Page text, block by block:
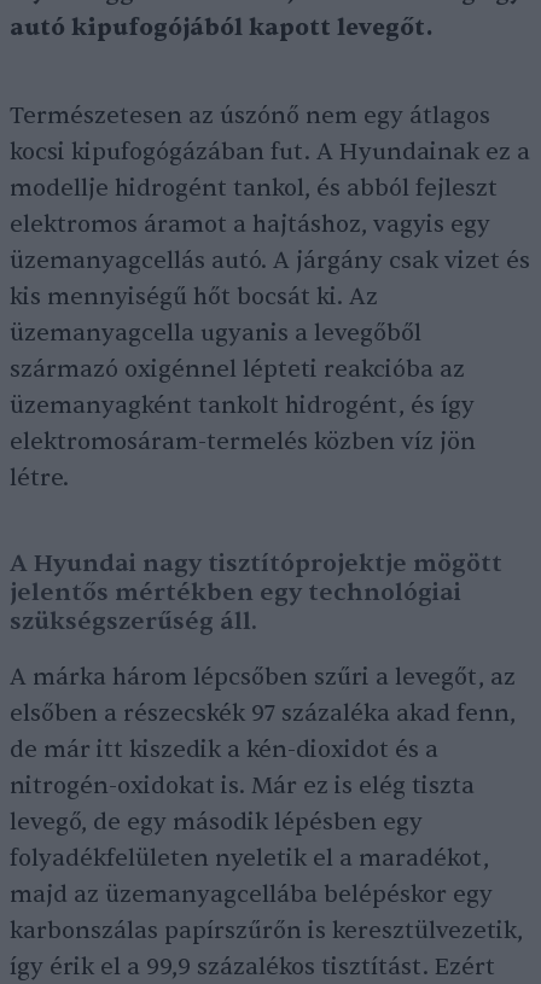
autó kipufogójából kapott levegőt.
Természetesen az úszónő nem egy átlagos
kocsi kipufogógázában fut. A Hyundainak ez a
modellje hidrogént tankol, és abból fejleszt
elektromos áramot a hajtáshoz, vagyis egy
üzemanyagcellás autó. A járgány csak vizet és
kis mennyiségű hőt bocsát ki. Az
üzemanyagcella ugyanis a levegőből
származó oxigénnel lépteti reakcióba az
üzemanyagként tankolt hidrogént, és így
elektromosáram-termelés közben víz jön
létre.
A Hyundai nagy tisztítóprojektje mögött
jelentős mértékben egy technológiai
szükségszerűség áll.
A márka három lépcsőben szűri a levegőt, az
elsőben a részecskék 97 százaléka akad fenn,
de már itt kiszedik a kén-dioxidot és a
nitrogén-oxidokat is. Már ez is elég tiszta
levegő, de egy második lépésben egy
folyadékfelületen nyeletik el a maradékot,
majd az üzemanyagcellába belépéskor egy
karbonszálas papírszűrőn is keresztülvezetik,
így érik el a 99,9 százalékos tisztítást. Ezért